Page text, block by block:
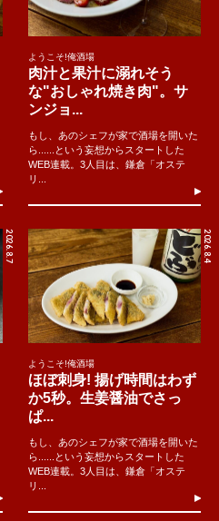
ようこそ!俺酒場
肉汁と果汁に溺れそう
な"おしゃれ焼き肉"。サ
ンジョ...
もし、あのシェフが家で酒場を開いた
ら......という妄想からスタートした
WEB連載。3人目は、鎌倉「オステ
リ...
2026.8.7 2026.8.4
ようこそ!俺酒場
ほぼ刺身! 揚げ時間はわず
か5秒。生姜醤油でさっ
ぱ...
もし、あのシェフが家で酒場を開いた
ら......という妄想からスタートした
WEB連載。3人目は、鎌倉「オステ
リ...